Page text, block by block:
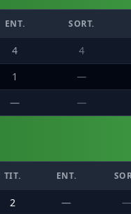
ENT. SORT.
4 4
1 —
— —
TIT. ENT.
2 — —